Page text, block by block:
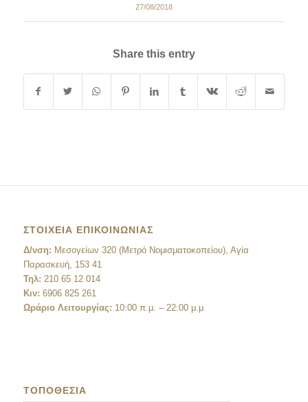
27/08/2018
Share this entry
ΣΤΟΙΧΕΙΑ ΕΠΙΚΟΙΝΩΝΙΑΣ
Δ/νση: Μεσογείων 320 (Μετρό Νομισματοκοπείου), Αγία
Παρασκευή, 153 41
Τηλ: 210 65 12 014
Κιν: 6906 825 261
Ωράριο Λειτουργίας: 10:00 π.μ. – 22:00 μ.μ
ΤΟΠΟΘΕΣΙΑ